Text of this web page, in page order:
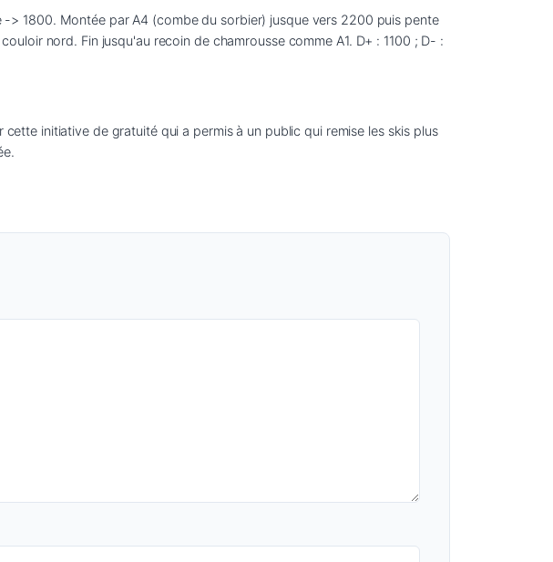
> 1800. Montée par A4 (combe du sorbier) jusque vers 2200 puis pente
nord. Fin jusqu'au recoin de chamrousse comme A1. D+ : 1100 ; D- :
initiative de gratuité qui a permis à un public qui remise les skis plus